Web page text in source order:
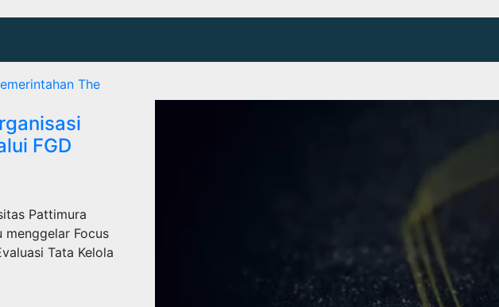
The
FGD
Pattimura
menggelar Focus
Tata Kelola